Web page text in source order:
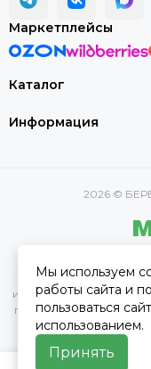
Каталог
Информация
Маркетплейсы
2026 ©
характеристик,
информационный
публичной офертой,
Мы используем
работы сайта и
пользоваться
использованием.
Принять